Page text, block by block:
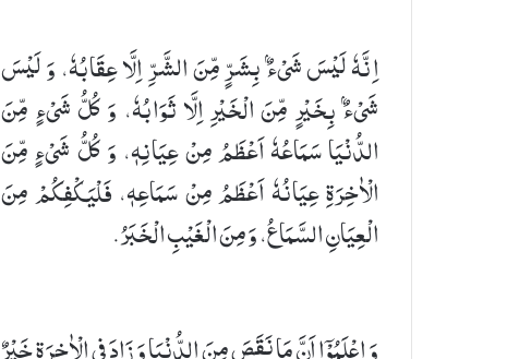
اِنَّهٗ لَیْسَ شَیْءٌۢ بِشَرٍّ مِّنَ الشَّرِّ اِلَّا عِقَابُهٗ، وَ لَیْسَ
شَیْءٌۢ بِخَیْرٍ مِّنَ الْخَیْرِ اِلَّا ثَوَابُهٗ، وَ كُلُّ شَیْءٍ مِّنَ
الدُّنْیَا سَمَاعُهٗ اَعْظَمُ مِنْ عِیَانِهٖ، وَ كُلُّ شَیْءٍ مِّنَ
الْاٰخِرَةِ عِیَانُهٗ اَعْظَمُ مِنْ سَمَاعِهٖ، فَلْیَكْفِكُمْ مِنَ
الْعِیَانِ السَّمَاعُ، وَ مِنَ الْغَیْبِ الْخَبَرُ.
وَ اعْلَمُوْۤا اَنَّ مَا نَقَصَ مِنَ الدُّنْیَا وَ زَادَ فِی الْاٰخِرَةِ خَیْرٌ